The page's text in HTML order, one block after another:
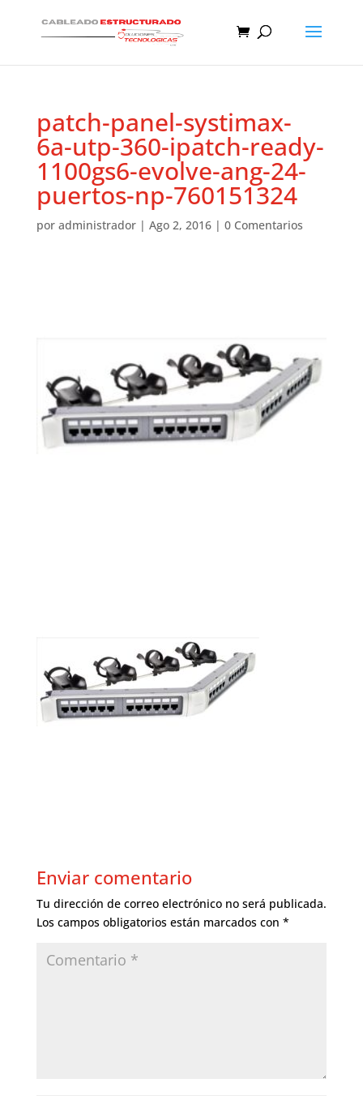
patch-panel-systimax-
6a-utp-360-ipatch-ready-
1100gs6-evolve-ang-24-
puertos-np-760151324
por administrador| Ago 2, 2016| 0 Comentarios
Enviar comentario
Tu dirección de correo electrónico no será publicada.
Los campos obligatorios están marcados con *